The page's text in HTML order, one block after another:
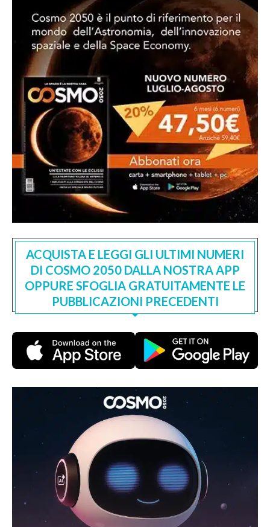
ACQUISTA E LEGGI GLI ULTIMI NUMERI
DI COSMO 2050 DALLA NOSTRA APP
OPPURE SFOGLIA GRATUITAMENTE LE
PUBBLICAZIONI PRECEDENTI